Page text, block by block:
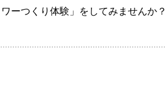
ーつくり体験」をしてみませんか？